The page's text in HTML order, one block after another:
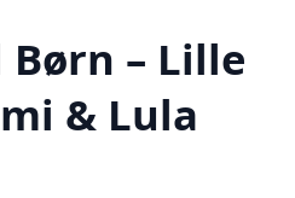
– Lille
& Lula